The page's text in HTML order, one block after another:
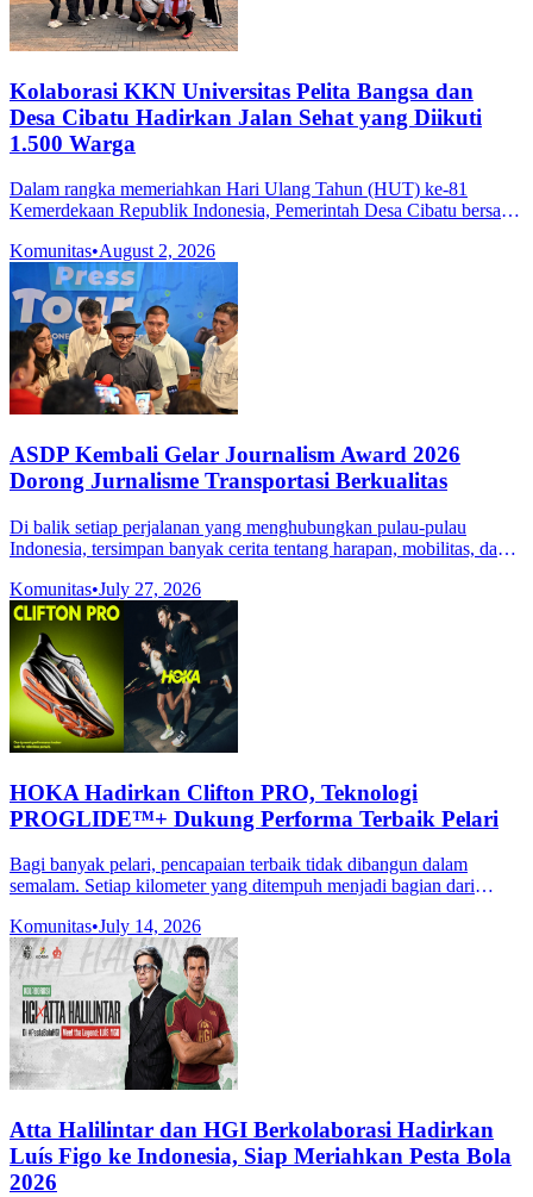
Kolaborasi KKN Universitas Pelita Bangsa dan
Desa Cibatu Hadirkan Jalan Sehat yang Diikuti
1.500 Warga
Dalam rangka memeriahkan Hari Ulang Tahun (HUT) ke-81
Kemerdekaan Republik Indonesia, Pemerintah Desa Cibatu bersama
menyelenggarakan kegia
Komunitas•August 2, 2026
ASDP Kembali Gelar Journalism Award 2026
Dorong Jurnalisme Transportasi Berkualitas
Di balik setiap perjalanan yang menghubungkan pulau-pulau
Indonesia, tersimpan banyak cerita tentang harapan, mobilitas, dan
Komunitas•July 27, 2026
HOKA Hadirkan Clifton PRO, Teknologi
PROGLIDE™+ Dukung Performa Terbaik Pelari
Bagi banyak pelari, pencapaian terbaik tidak dibangun dalam
semalam. Setiap kilometer yang ditempuh menjadi bagian dari
kemampuan dan melampaui
Komunitas•July 14, 2026
Atta Halilintar dan HGI Berkolaborasi Hadirkan
Luís Figo ke Indonesia, Siap Meriahkan Pesta Bola
2026